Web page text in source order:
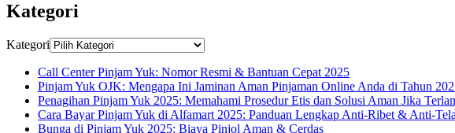
Kategori
Kategori
Call Center Pinjam Yuk: Nomor Resmi & Bantuan Cepat 2025
Pinjam Yuk OJK: Mengapa Ini Jaminan Aman Pinjaman Online Anda di Tahun
Penagihan Pinjam Yuk 2025: Memahami Prosedur Etis dan Solusi Aman Jika
Cara Bayar Pinjam Yuk di Alfamart 2025: Panduan Lengkap Anti-Ribet & Anti-
Bunga di Pinjam Yuk 2025: Biaya Pinjol Aman & Cerdas